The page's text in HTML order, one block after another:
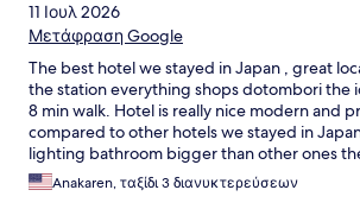
11 Ιουλ 2026
Μετάφραση Google
The best hotel we stayed in Japan , great
the station everything shops dotombori the
8 min walk. Hotel is really nice modern and
compared to other hotels we stayed in
lighting bathroom bigger than other ones
Staff is really helpful and friendly
Anakaren, ταξίδι 3 διανυκτερεύσεων